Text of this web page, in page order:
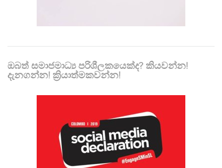
ඔබත් සමාජමාධ්‍ය පරිශීලකයෙක්ද? කියවන්න!
දැනගන්න! ක්‍රියාත්මකවන්න!